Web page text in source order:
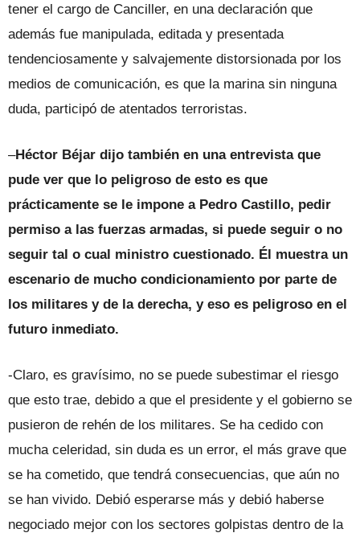
tener el cargo de Canciller, en una declaración que
además fue manipulada, editada y presentada
tendenciosamente y salvajemente distorsionada por los
medios de comunicación, es que la marina sin ninguna
duda, participó de atentados terroristas.
–Héctor Béjar dijo también en una entrevista que
pude ver que lo peligroso de esto es que
prácticamente se le impone a Pedro Castillo, pedir
permiso a las fuerzas armadas, si puede seguir o no
seguir tal o cual ministro cuestionado. Él muestra un
escenario de mucho condicionamiento por parte de
los militares y de la derecha, y eso es peligroso en el
futuro inmediato.
-Claro, es gravísimo, no se puede subestimar el riesgo
que esto trae, debido a que el presidente y el gobierno se
pusieron de rehén de los militares. Se ha cedido con
mucha celeridad, sin duda es un error, el más grave que
se ha cometido, que tendrá consecuencias, que aún no
se han vivido. Debió esperarse más y debió haberse
negociado mejor con los sectores golpistas dentro de la